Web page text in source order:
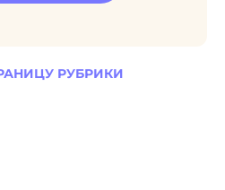
РУБРИКИ